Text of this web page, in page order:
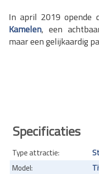
In april 2019 opende
Kamelen, een
maar een gelijkaardig
Specificaties
Type attractie:
Model: